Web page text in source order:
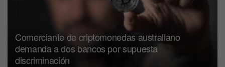
Comerciante de criptomonedas australiano
demanda a dos bancos por supuesta
discriminación